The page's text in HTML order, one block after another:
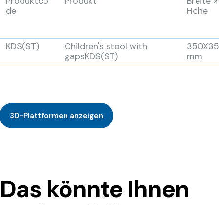
de
Höhe
KDS(ST)
Children's stool with
gapsKDS(ST)
mm
3D-Plattformen anzeigen
Das könnte Ihnen